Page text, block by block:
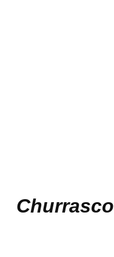
Churrasco